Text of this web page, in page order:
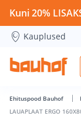
LAUAPLAAT
Kuni 20%
Kauplused
Ehituspood Bauhof
LAUAPLAAT ERGO